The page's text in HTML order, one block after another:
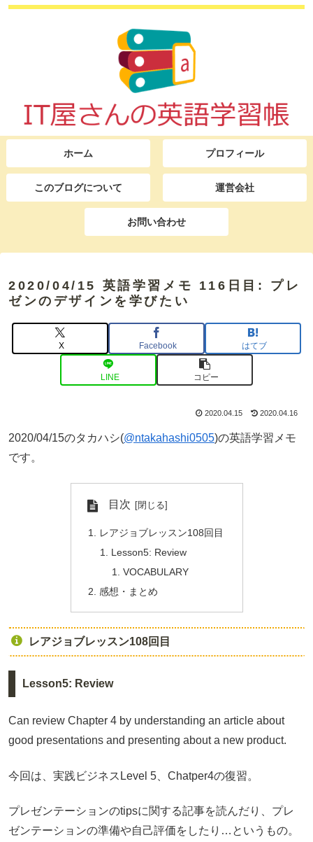
ホーム プロフィール
このブログについて 運営会社
お問い合わせ
2020/04/15 英語学習メモ 116日目: プレ
ゼンのデザインを学びたい
X Facebook はてブ
LINE コピー
2020.04.15 2020.04.16
2020/04/15のタカハシ(@ntakahashi0505)の英語学習メモ
です。
目次
レアジョブレッスン108回目
Lesson5: Review
VOCABULARY
感想・まとめ
レアジョブレッスン108回目
Lesson5: Review
Can review Chapter 4 by understanding an article about
good presentations and presenting about a new product.
今回は、実践ビジネスLevel 5、Chatper4の復習。
プレゼンテーションのtipsに関する記事を読んだり、プレ
ゼンテーションの準備や自己評価をしたり…というもの。